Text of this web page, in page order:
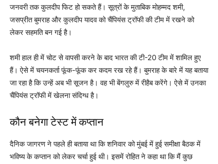
जनवरी तक कुलदीप फिट हो सकते हैं। सूत्रों के मुताबिक मोहम्मद शमी,
जसप्रीत बुमराह और कुलदीप यादव को चैंपियंस ट्रॉफी की टीम में रखने को
लेकर सहमति बन गई है।
शमी हाल ही में चोट से वापसी करने के बाद भारत की टी-20 टीम में शामिल हुए
हैं। ऐसे में चयनकर्ता फूंक-फूंक कर कदम रख रहे हैं। बुमराह के बारे में यह बताया
जा रहा है कि उन्हें अब भी सूजन है। वह भी बेंगलुरु में रीहैब करेंगे। ऐसे में उनका
चैंपियंस ट्रॉफी में खेलना संदिग्ध है।
कौन बनेगा टेस्ट में कप्तान
दैनिक जागरण ने पहले ही बताया था कि शनिवार को मुंबई में हुई समीक्षा बैठक में
भविष्य के कप्तान को लेकर चर्चा हुई थी। इसमें रोहित ने कहा था कि मैं कुछ